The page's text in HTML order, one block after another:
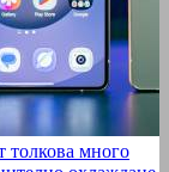
толкова много